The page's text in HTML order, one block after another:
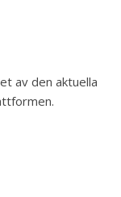
av den aktuella